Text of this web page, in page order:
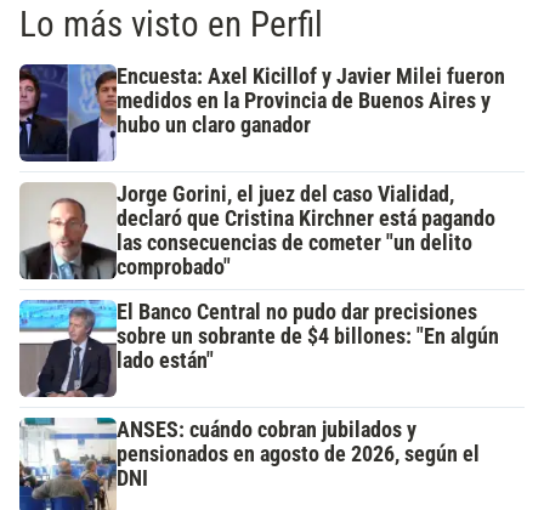
Lo más visto en Perfil
Encuesta: Axel Kicillof y Javier Milei fueron
medidos en la Provincia de Buenos Aires y
hubo un claro ganador
Jorge Gorini, el juez del caso Vialidad,
declaró que Cristina Kirchner está pagando
las consecuencias de cometer "un delito
comprobado"
El Banco Central no pudo dar precisiones
sobre un sobrante de $4 billones: "En algún
lado están"
ANSES: cuándo cobran jubilados y
pensionados en agosto de 2026, según el
DNI